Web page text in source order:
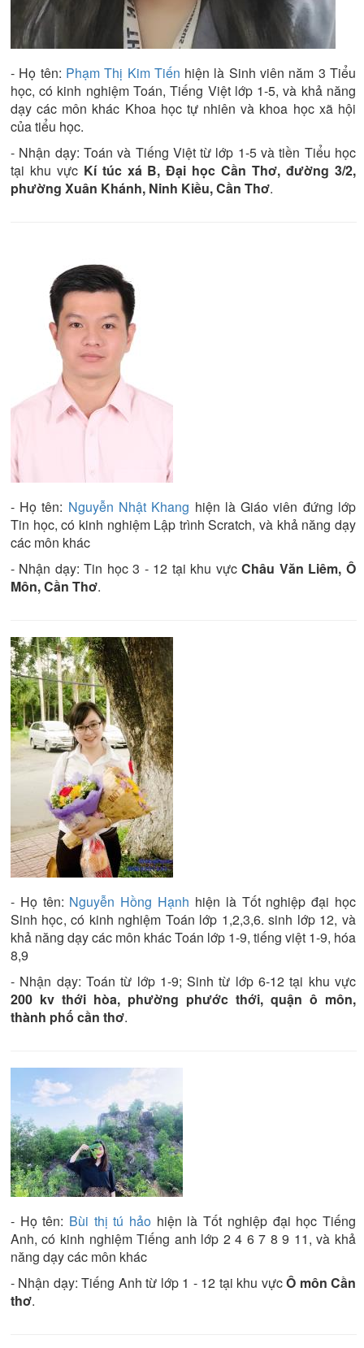
- Họ tên: Phạm Thị Kim Tiến hiện là Sinh viên năm 3 Tiểu
học, có kinh nghiệmToán, Tiếng Việt lớp 1-5, và khả năng
dạy các môn khác Khoa học tự nhiên và khoa học xã hội
của tiểu học.
- Nhận dạy: Toán và Tiếng Việt từ lớp 1-5 và tiền Tiểu học
tại khu vực Kí túc xá B, Đại học Cần Thơ, đường 3/2,
phường Xuân Khánh, Ninh Kiều, Cần Thơ.
- Họ tên: Nguyễn Nhật Khang hiện làGiáo viên đứng lớp
Tin học, có kinh nghiệm Lập trình Scratch, và khả năng dạy
các môn khác
- Nhận dạy:Tin học 3 - 12 tại khu vựcChâu Văn Liêm, Ô
Môn, Cần Thơ.
- Họ tên: Nguyễn Hồng Hạnh hiện là Tốt nghiệp đại học
Sinh học, có kinh nghiệm Toán lớp 1,2,3,6. sinh lớp 12, và
khả năng dạy các môn khácToán lớp 1-9, tiếng việt 1-9, hóa
8,9
- Nhận dạy: Toán từ lớp 1-9; Sinh từ lớp 6-12 tại khu vực
200 kv thới hòa, phường phước thới, quận ô môn,
thành phố cần thơ.
- Họ tên: Bùi thị tú hảo hiện làTốt nghiệp đại học Tiếng
Anh, có kinh nghiệmTiếng anh lớp 2 4 6 7 8 9 11, và khả
năng dạy các môn khác
- Nhận dạy:Tiếng Anh từ lớp 1 - 12 tại khu vựcÔ môn Cần
thơ.